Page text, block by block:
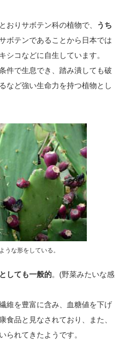
おりサボテン科の植物で、
うち
ボテンであることから日本では
シコなどに自生しています。
件で生息でき、踏み潰しても破
など強い生命力を持つ植物とし
うな形をしている。
しても一般的。(野菜みたいな感
維を豊富に含み、血糖値を下げ
食品と見なされており、また、
られてきたようです。